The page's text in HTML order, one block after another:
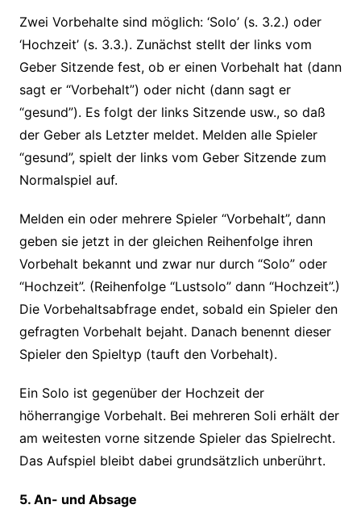
Zwei Vorbehalte sind möglich: ‘Solo’ (s. 3.2.) oder
‘Hochzeit’ (s. 3.3.). Zunächst stellt der links vom
Geber Sitzende fest, ob er einen Vorbehalt hat (dann
sagt er “Vorbehalt”) oder nicht (dann sagt er
“gesund”). Es folgt der links Sitzende usw., so daß
der Geber als Letzter meldet. Melden alle Spieler
“gesund”, spielt der links vom Geber Sitzende zum
Normalspiel auf.
Melden ein oder mehrere Spieler “Vorbehalt”, dann
geben sie jetzt in der gleichen Reihenfolge ihren
Vorbehalt bekannt und zwar nur durch “Solo” oder
“Hochzeit”. (Reihenfolge “Lustsolo” dann “Hochzeit”.)
Die Vorbehaltsabfrage endet, sobald ein Spieler den
gefragten Vorbehalt bejaht. Danach benennt dieser
Spieler den Spieltyp (tauft den Vorbehalt).
Ein Solo ist gegenüber der Hochzeit der
höherrangige Vorbehalt. Bei mehreren Soli erhält der
am weitesten vorne sitzende Spieler das Spielrecht.
Das Aufspiel bleibt dabei grundsätzlich unberührt.
5. An- und Absage